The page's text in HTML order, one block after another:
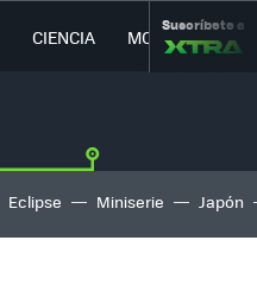
CIENCIA MOVILIDAD
Suscríbete a
Eclipse Miniserie Japón